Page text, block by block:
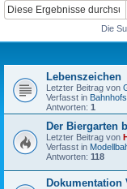
Die
Lebenszeichen
Letzter Beitrag von
Verfasst in
Antworten: 1
Der Biergarten
Letzter Beitrag von
Verfasst in
Antworten: 118
Dokumentation